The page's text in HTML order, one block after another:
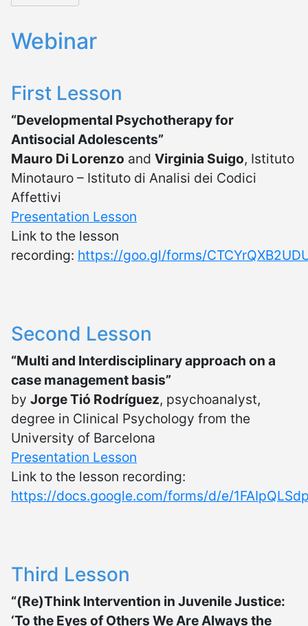
Webinar
First Lesson
“Developmental Psychotherapy for
Antisocial Adolescents”
Mauro Di Lorenzo and Virginia Suigo, Istituto
Minotauro – Istituto di Analisi dei Codici
Affettivi
Presentation Lesson
Link to the lesson
recording: https://goo.gl/forms/
Second Lesson
“Multi and Interdisciplinary approach on a
case management basis”
by Jorge Tió Rodríguez, psychoanalyst,
degree in Clinical Psychology from the
University of Barcelona
Presentation Lesson
Link to the lesson recording:
https://docs.google.com/forms/d/e/
Third Lesson
“(Re)Think Intervention in Juvenile Justice:
‘To the Eyes of Others We Are Always the